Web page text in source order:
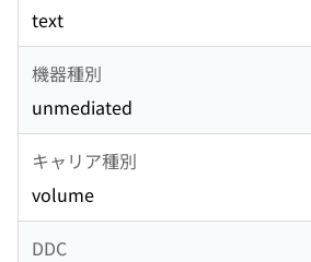
text
機器種別
unmediated
キャリア種別
volume
DDC